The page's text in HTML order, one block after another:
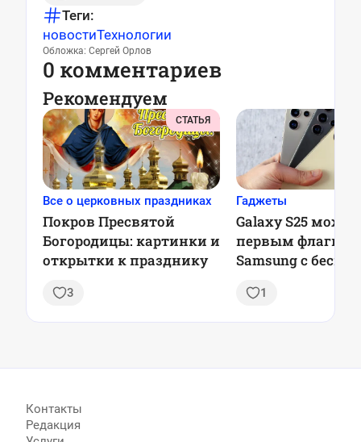
Теги:
новостиТехнологии
Обложка: Сергей Орлов
0 комментариев
Рекомендуем
СТАТЬЯ
Все о церковных праздниках
Покров Пресвятой
Богородицы: картинки и
открытки к празднику
3
Гаджеты
Galaxy S25 может
первым
Samsung с
1
Контакты
Редакция